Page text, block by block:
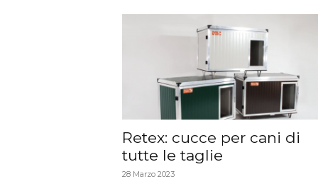
Retex: cucce per cani di
tutte le taglie
28 Marzo 2023